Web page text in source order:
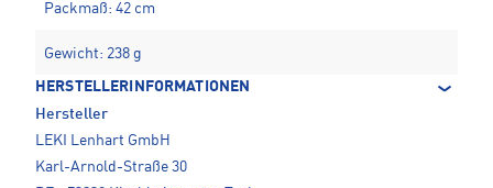
Packmaß: 42 cm
Gewicht: 238 g
HERSTELLERINFORMATIONEN
Hersteller
LEKI Lenhart GmbH
Karl-Arnold-Straße 30